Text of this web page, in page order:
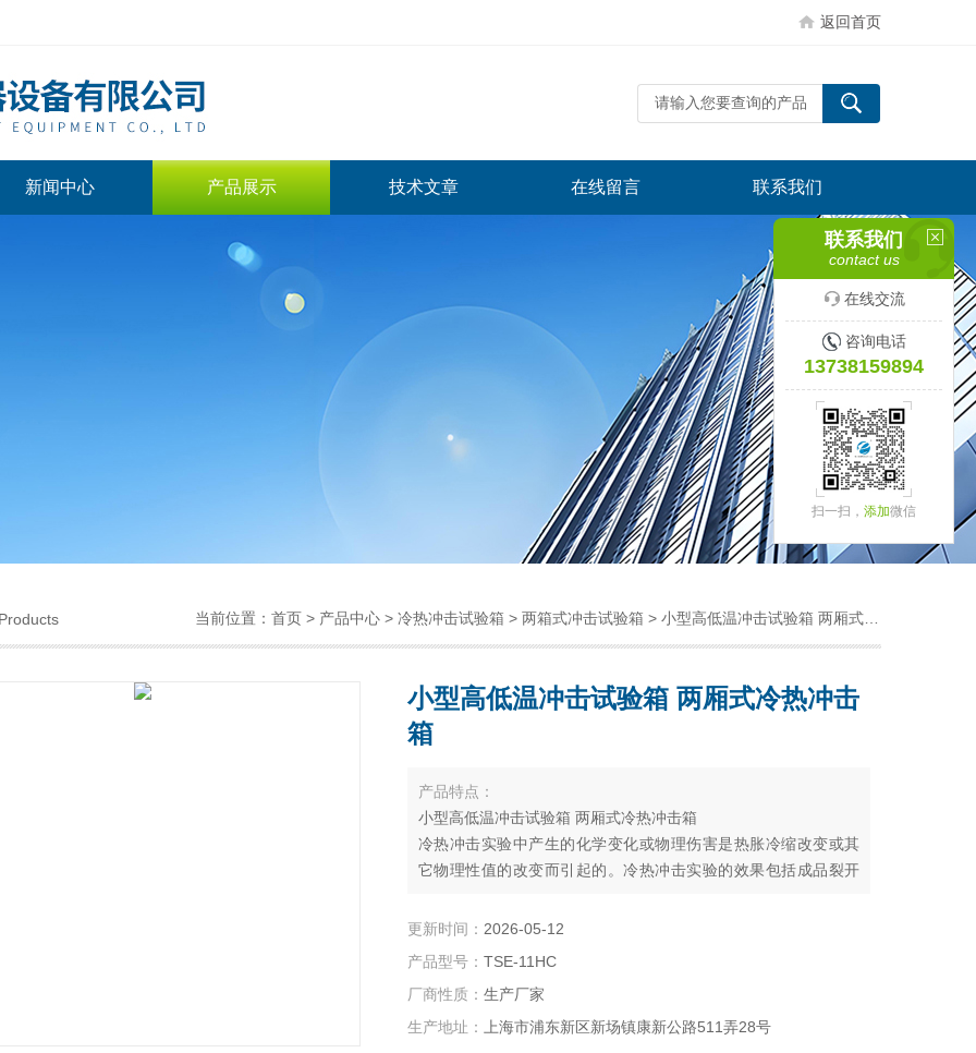
返回首页
新闻中心 产品展示 技术文章 在线留言 联系我们
Products 当前位置： 首页 > 产品中心 > 冷热冲击试验箱 > 两箱式冲击试验箱 > 小型高低温冲击试验箱 两厢式冷热冲击箱
小型高低温冲击试验箱 两厢式冷热冲击
箱
产品特点：
小型高低温冲击试验箱 两厢式冷热冲击箱
冷热冲击实验中产生的化学变化或物理伤害是热胀冷缩改变或其
它物理性值的改变而引起的。冷热冲击实验的效果包括成品裂开
体心立方晶格的中低强度钢，当其服役温度降低时，起塑性、韧
更新时间： 2026-05-12
产品型号： TSE-11HC
厂商性质： 生产厂家
生产地址：
上海市浦东新区新场镇康新公路511弄28号
联系我们
contact us
在线交流
咨询电话
13738159894
扫一扫， 添加微信